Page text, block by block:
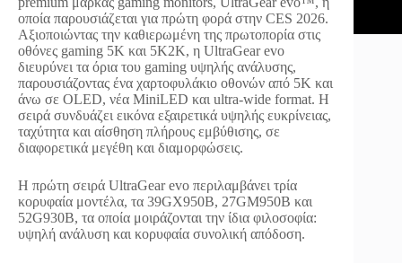
οποία παρουσιάζεται για πρώτη φορά στην CES 2026.
Αξιοποιώντας την καθιερωμένη της πρωτοπορία στις
οθόνες gaming 5K και 5K2K, η UltraGear evo
διευρύνει τα όρια του gaming υψηλής ανάλυσης,
παρουσιάζοντας ένα χαρτοφυλάκιο οθονών από 5K και
άνω σε OLED, νέα MiniLED και ultra-wide format. Η
σειρά συνδυάζει εικόνα εξαιρετικά υψηλής ευκρίνειας,
ταχύτητα και αίσθηση πλήρους εμβύθισης, σε
διαφορετικά μεγέθη και διαμορφώσεις.
Η πρώτη σειρά UltraGear evo περιλαμβάνει τρία
κορυφαία μοντέλα, τα 39GX950B, 27GM950B και
52G930B, τα οποία μοιράζονται την ίδια φιλοσοφία:
υψηλή ανάλυση και κορυφαία συνολική απόδοση.